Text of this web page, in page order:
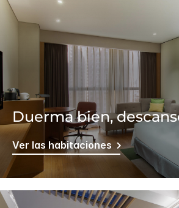
Duerma bien,
Ver las habitaciones